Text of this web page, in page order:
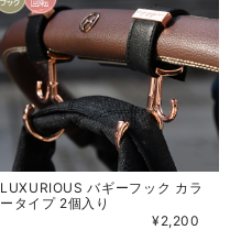
LUXURIOUS バギーフック カラ
ータイプ 2個入り
¥2,200